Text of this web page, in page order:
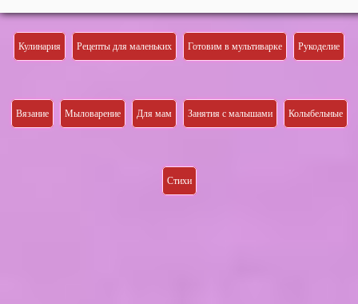
Кулинария Рецепты для маленьких Готовим в мультиварке Рукоделие
Вязание Мыловарение Для мам Занятия с малышами Колыбельные
Стихи